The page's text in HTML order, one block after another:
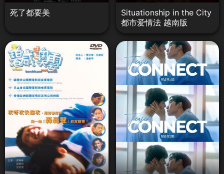
死了都要美
Situationship in the City
都市爱情法 越南版